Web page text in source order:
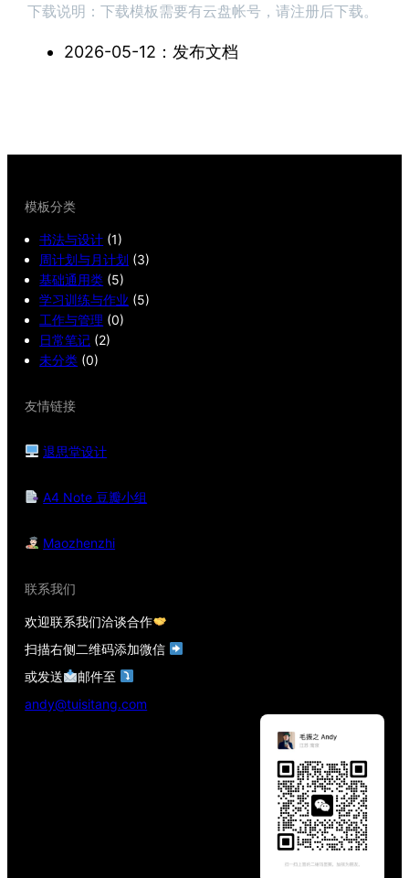
下载说明：下载模板需要有云盘帐号，请注册后下载。
2026-05-12：发布文档
模板分类
书法与设计 (1)
周计划与月计划 (3)
基础通用类 (5)
学习训练与作业 (5)
工作与管理 (0)
日常笔记 (2)
未分类 (0)
友情链接
退思堂设计
A4 Note 豆瓣小组
Maozhenzhi
联系我们
欢迎联系我们洽谈合作
扫描右侧二维码添加微信
或发送
邮件至
andy@tuisitang.com